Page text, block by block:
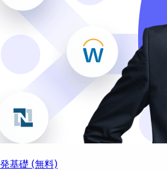
基礎 (無料)